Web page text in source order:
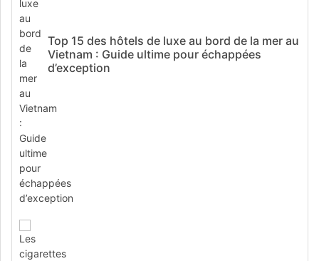
Top 15 des hôtels de luxe au bord de la mer au
Vietnam : Guide ultime pour échappées
d’exception